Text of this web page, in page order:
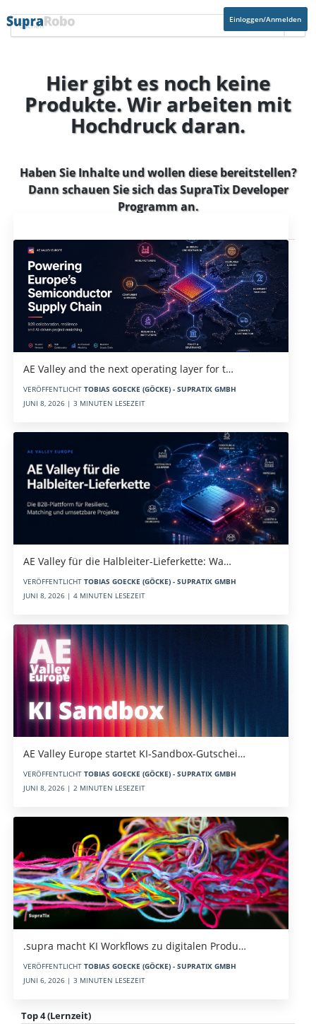
Einloggen/Anmelden
Hier gibt es noch keine
Produkte. Wir arbeiten mit
Hochdruck daran.
Haben Sie Inhalte und wollen diese bereitstellen?
Dann schauen Sie sich dasSupraTix Developer
Programman.
AE Valley and the next operating layer for t…
VERÖFFENTLICHT TOBIAS GOECKE (GÖCKE) - SUPRATIX GMBH
JUNI 8, 2026 | 3 MINUTEN LESEZEIT
AE Valley für die Halbleiter-Lieferkette: Wa…
VERÖFFENTLICHT TOBIAS GOECKE (GÖCKE) - SUPRATIX GMBH
JUNI 8, 2026 | 4 MINUTEN LESEZEIT
AE Valley Europe startet KI-Sandbox-Gutschei…
VERÖFFENTLICHT TOBIAS GOECKE (GÖCKE) - SUPRATIX GMBH
JUNI 8, 2026 | 2 MINUTEN LESEZEIT
.supra macht KI Workflows zu digitalen Produ…
VERÖFFENTLICHT TOBIAS GOECKE (GÖCKE) - SUPRATIX GMBH
JUNI 6, 2026 | 3 MINUTEN LESEZEIT
Top 4 (Lernzeit)